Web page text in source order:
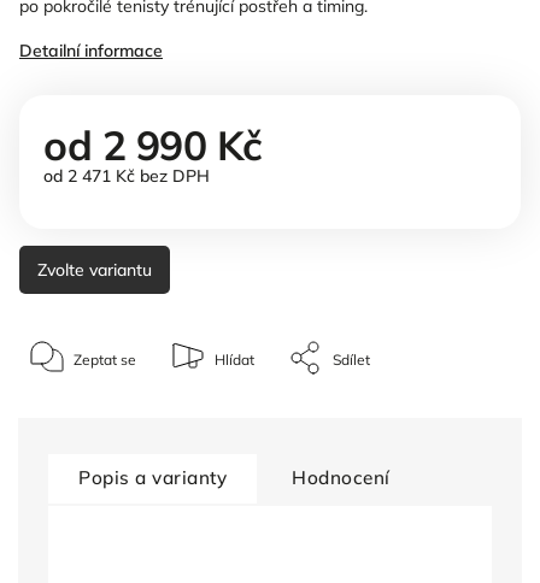
po pokročilé tenisty trénující postřeh a timing.
Detailní informace
od 2 990 Kč
od 2 471 Kč bez DPH
Zvolte variantu
Zeptat se Hlídat Sdílet
Popis a varianty Hodnocení